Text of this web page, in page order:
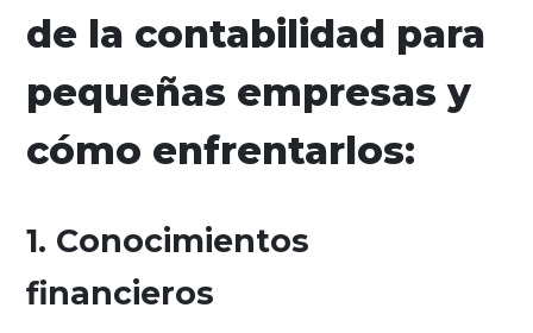
de la contabilidad para
pequeñas empresas y
cómo enfrentarlos:
1. Conocimientos
financieros